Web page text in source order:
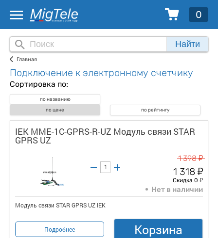
0
Найти
Главная
Подключение к электронному счетчику
Сортировка по:
по названию
по цене
по рейтингу
IEK MME-1C-GPRS-R-UZ Модуль связи STAR
GPRS UZ
1 398у
1 318 у
Скидка 0 у
Нет в наличии
Модуль связи STAR GPRS UZ IEK
Подробнее Корзина